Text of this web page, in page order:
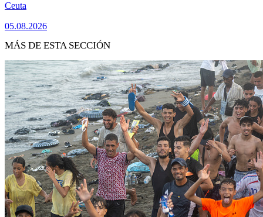
Ceuta
05.08.2026
MÁS DE ESTA SECCIÓN